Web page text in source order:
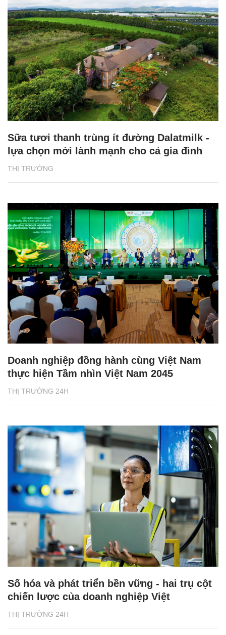
THỊ TRƯỜNG
Sữa tươi thanh trùng ít đường Dalatmilk -
lựa chọn mới lành mạnh cho cả gia đình
THỊ TRƯỜNG 24H
Doanh nghiệp đồng hành cùng Việt Nam
thực hiện Tầm nhìn Việt Nam 2045
THỊ TRƯỜNG 24H
Số hóa và phát triển bền vững - hai trụ cột
chiến lược của doanh nghiệp Việt